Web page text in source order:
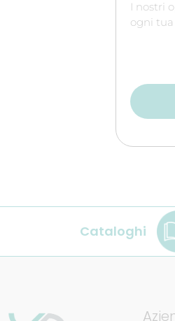
I nostri
ogni tua
Cataloghi